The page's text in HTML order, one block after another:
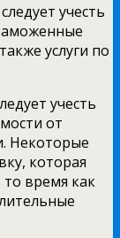
учесть
услуги по
учесть
от
Некоторые
которая
то время как